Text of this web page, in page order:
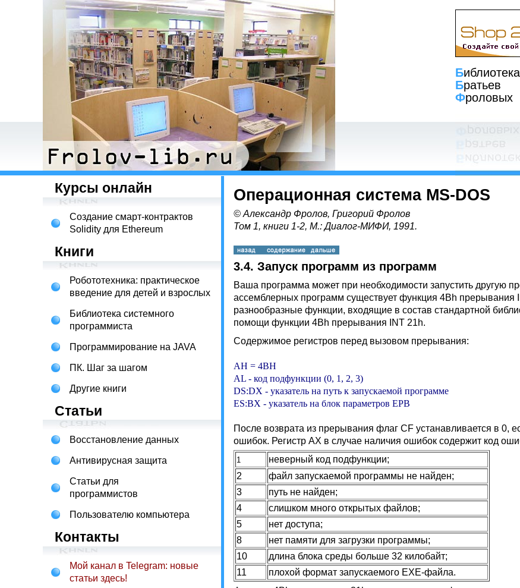
Библиотека
Братьев
Фроловых
Курсы онлайн
Создание смарт-контрактов
Solidity для Ethereum
Книги
Робототехника: практическое
введение для детей и взрослых
Библиотека системного
программиста
Программирование на JAVA
ПК. Шаг за шагом
Другие книги
Статьи
Восстановление данных
Антивирусная защита
Статьи для
программистов
Пользователю компьютера
Контакты
Мой канал в Telegram: новые
статьи здесь!
Операционная система MS-DOS
© Александр Фролов, Григорий Фролов
Том 1, книги 1-2, М.: Диалог-МИФИ, 1991.
3.4. Запуск программ из программ
Ваша программа может при необходимости запустить другую
ассемблерных программ существует функция 4Bh
разнообразные функции, входящие в состав стандартной
помощи функции 4Bh прерывания INT 21h.
Содержимое регистров перед вызовом прерывания:
AH = 4BH
AL - код подфункции (0, 1, 2, 3)
DS:DX - указатель на путь к запускаемой программе
ES:BX - указатель на блок параметров EPB
После возврата из прерывания флаг CF устанавливается в 0,
ошибок. Регистр AX в случае наличия ошибок содержит код
1
неверный код подфункции;
2
файл запускаемой программы не найден;
3
путь не найден;
4
слишком много открытых файлов;
5
нет доступа;
8
нет памяти для загрузки программы;
10
длина блока среды больше 32 килобайт;
11
плохой формат запускаемого EXE-файла.